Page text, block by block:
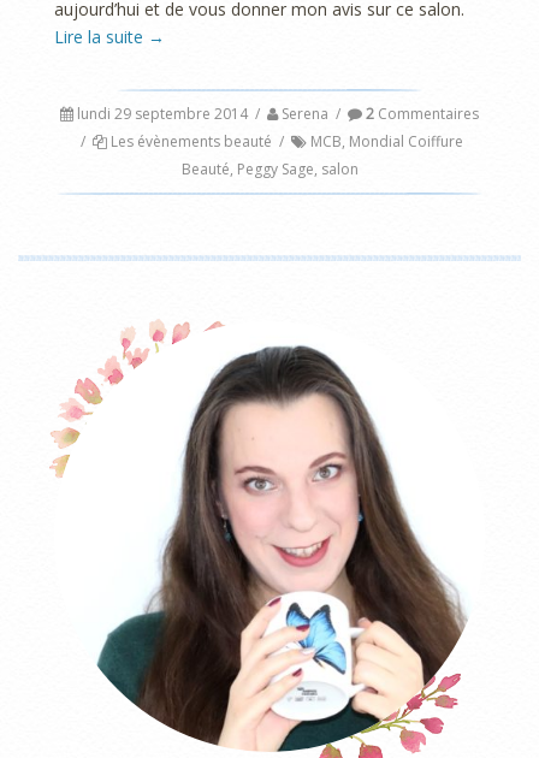
aujourd’hui et de vous donner mon avis sur ce salon.
Lire la suite →
lundi 29 septembre 2014 / Serena / 2 Commentaires
/
Les évènements beauté / MCB, Mondial Coiffure
Beauté, Peggy Sage, salon